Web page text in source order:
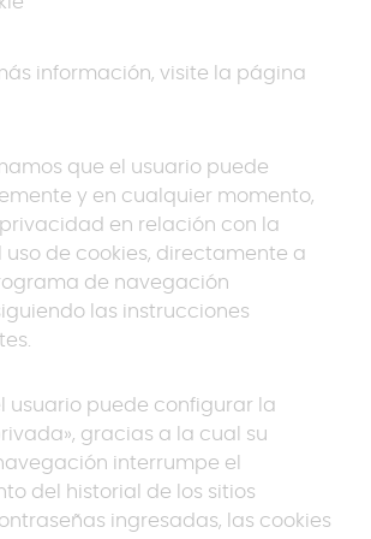
información, visite la página
que el usuario puede
y en cualquier momento,
en relación con la
uso de cookies, directamente a
de navegación
las instrucciones
usuario puede configurar la
gracias a la cual su
interrumpe el
del historial de los sitios
ingresadas, las cookies